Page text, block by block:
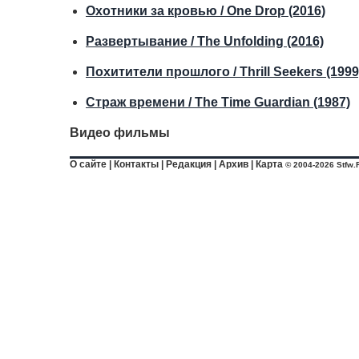
Охотники за кровью / One Drop (2016)
Развертывание / The Unfolding (2016)
Похитители прошлого / Thrill Seekers
Страж времени / The Time Guardian (1987)
Видео фильмы
О сайте Контакты Редакция Архив Карта © 2004-2026